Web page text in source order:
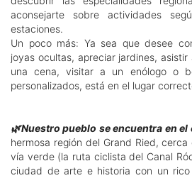
aconsejarte sobre actividades
estaciones.
Un poco más: Ya sea que desee
joyas ocultas, apreciar jardines,
una cena, visitar a un enólogo o
personalizados, está en el lugar
🌿Nuestro pueblo se encuentra en
hermosa región del Grand Ried,
vía verde (la ruta ciclista del Canal
ciudad de arte e historia con un rico